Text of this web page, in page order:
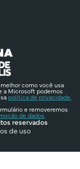
como você usa
a Microsoft podemos
política de privacidade.
e removeremos
de dados.
reservados
de uso